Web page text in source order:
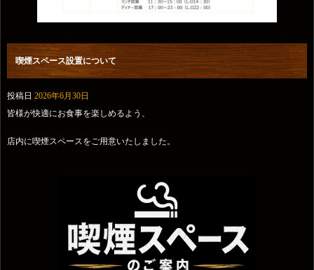
喫煙スペース設置について
投稿日 2026年6月30日
皆様が快適にお食事を楽しめるよう、
店内に喫煙スペースをご用意いたしました。